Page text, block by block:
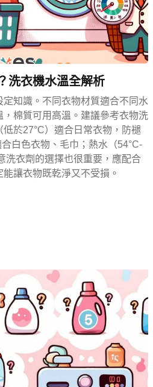
洗衣機水溫全解析
知識。不同衣物材質適合不同水
棉質可用高溫。建議參考衣物洗
於27°C）適合日常衣物，防褪
白色衣物、毛巾；熱水（54°C-
洗衣劑的選擇也很重要，應配合
讓衣物既乾淨又不受損。